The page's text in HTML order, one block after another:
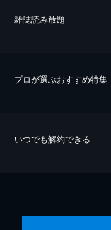
雑誌読み放題
プロが選ぶおすすめ特集
いつでも解約できる